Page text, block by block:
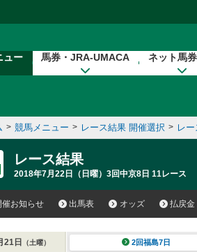
ュー 馬券・JRA-UMACA ネット馬
> 競馬メニュー > レース結果 開催選択 > レ
レース結果
2018年7月22日（日曜）3回中京8日 11レース
催お知らせ 出馬表 オッズ 払戻金
21日 （土曜） 2回福島7日